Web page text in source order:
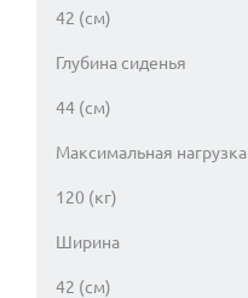
42 (см)
Глубина сиденья
44 (см)
Максимальная нагрузка
120 (кг)
Ширина
42 (см)